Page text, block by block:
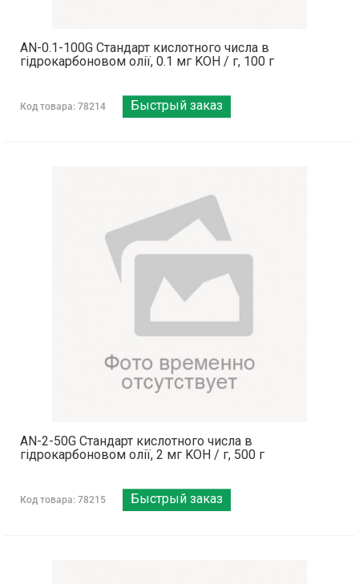
AN-0.1-100G Стандарт кислотного числа в
гідрокарбоновом олії, 0.1 мг KOH / г, 100 г
Код товара: 78214 Быстрый заказ
AN-2-50G Стандарт кислотного числа в
гідрокарбоновом олії, 2 мг KOH / г, 500 г
Код товара: 78215 Быстрый заказ